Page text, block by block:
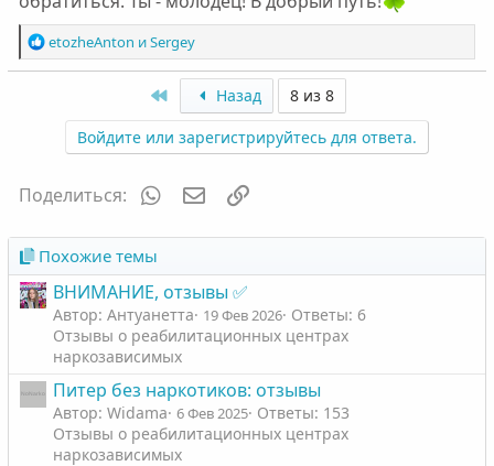
занимаются как я понял. Если говорить в целом, то
произведения многие мне понравились, хотя до этого
некоторые из них я уже читал. Статьи хорошо
раскрывают глаза на наркоманию, но сам слог мне не
близок, читать их тяжеловато, как по мне написаны
они слишком вульгарно.
В реабилитационном центре все вообще отлично. Тебя
приятное впечатление на меня оказали все три
консультанта, хотя они и очень разные, но видно, что
огромноеДионис
Отдельную благодарность хочу выразить моей онлайн
воспитательнице ЕвгенииЖанна Д’Арк
психологу Ксении. Спасибо огромное за то, что
помогли мне пройти этот нелегкий путь. Люблю вас
всех и буду скучать)
Р
е
etozheAnton иSergey
First Назад
8 из 8
Войдите или зарегистрируйтесь для ответа.
Поделиться: WhatsAppЭлектронная почта
Похожие темы
ВНИМАНИЕ, отзывы ✅
Автор: Антуанетта 19 Фев 2026 Ответы: 6
Отзывы о реабилитационных центрах
наркозависимых
Питер без наркотиков: отзывы
Автор: Widama 6 Фев 2025 Ответы: 153
Отзывы о реабилитационных центрах
наркозависимых